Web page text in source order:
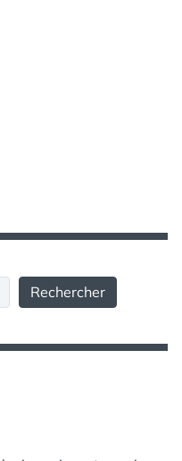
Rechercher